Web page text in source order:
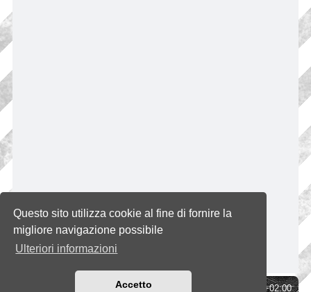
Questo sito utilizza cookie al fine di fornire la
migliore navigazione possibile
Ulteriori informazioni
Accetto UTC+02:00